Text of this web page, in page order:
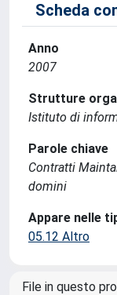
Scheda
Anno
2007
Strutture
Istituto di
Parole chiave
Contratti
domini
Appare nelle
05.12 Altro
File in questo